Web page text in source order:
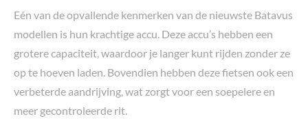
Eén van de opvallende kenmerken van de nieuwste Batavus
modellen is hun krachtige accu. Deze accu’s hebben een
grotere capaciteit, waardoor je langer kunt rijden zonder ze
op te hoeven laden. Bovendien hebben deze fietsen ook een
verbeterde aandrijving, wat zorgt voor een soepelere en
meer gecontroleerde rit.